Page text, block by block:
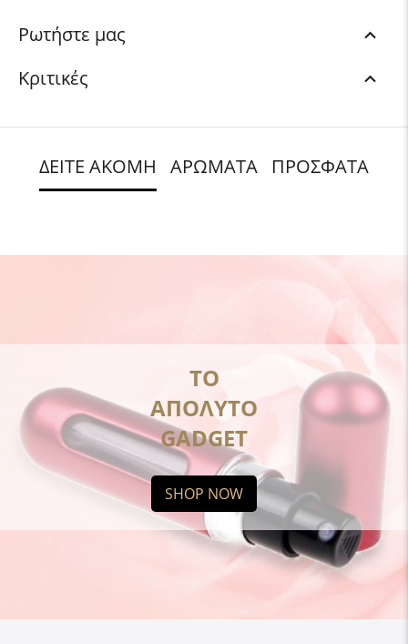
Ρωτήστε μας
Κριτικές
ΔΕΙΤΕ ΑΚΟΜΗ ΑΡΩΜΑΤΑ ΠΡΟΣΦΑΤΑ
ΤΟ
ΑΠΟΛΥΤΟ
GADGET
SHOP NOW